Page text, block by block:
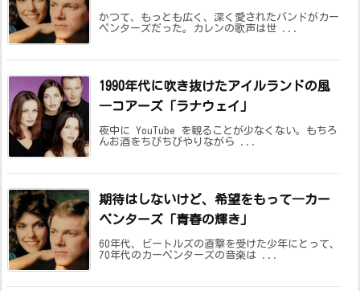
かつて、もっとも広く、深く愛されたバンドがカー
ペンターズだった。カレンの歌声は世 ...
1990年代に吹き抜けたアイルランドの風
―コアーズ「ラナウェイ」
夜中に YouTube を観ることが少なくない。もちろ
んお酒をちびちびやりながら ...
期待はしないけど、希望をもって―カー
ペンターズ「青春の輝き」
60年代、ビートルズの直撃を受けた少年にとって、
70年代のカーペンターズの音楽は ...